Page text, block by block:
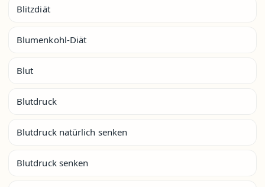
Blitzdiät
Blumenkohl-Diät
Blut
Blutdruck
Blutdruck natürlich senken
Blutdruck senken